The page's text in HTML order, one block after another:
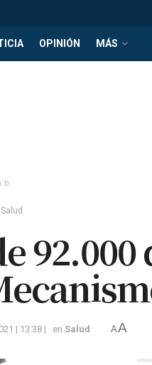
OPINIÓN MÁS
Salud
92.000
| 13:38 | en Salud AA